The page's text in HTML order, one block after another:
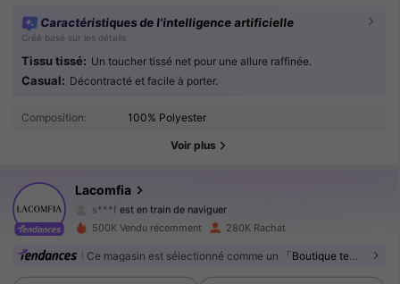
Caractéristiques de l'intelligence artificielle
Créé basé sur les détails
Tissu tissé: Un toucher tissé net pour une allure raffinée.
Casual: Décontracté et facile à porter.
Composition: 100% Polyester
Voir plus
Lacomfia
4.89 143K Suiveurs
143K Suiveurs
4.89
143K Suiveurs
4.89 143K Suiveurs
500K Vendu récemment 280K Rachat
Ce magasin est sélectionné comme un 「Boutique tendance」